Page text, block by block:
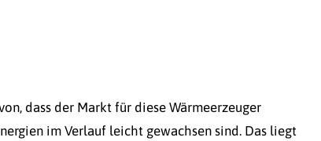
dass der Markt für diese Wärmeerzeuger
im Verlauf leicht gewachsen sind. Das liegt